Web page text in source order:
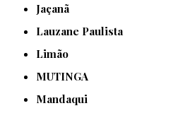
Jaçanã
Lauzane Paulista
Limão
MUTINGA
Mandaqui